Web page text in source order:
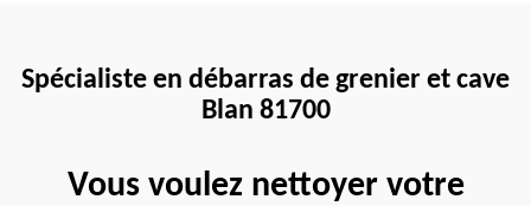
Spécialiste en débarras de grenier et cave
Blan 81700
Vous voulez nettoyer votre